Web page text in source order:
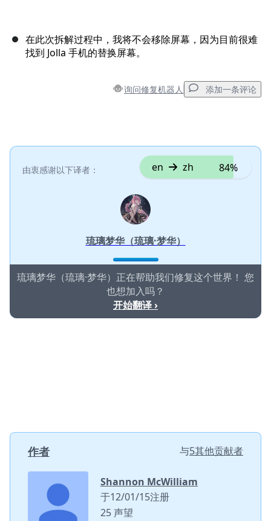
在此次拆解过程中，我将不会移除屏幕，因为目前很难
找到 Jolla 手机的替换屏幕。
询问修复机器人 添加一条评论
添加评论
由衷感谢以下译者： en zh 84%
琉璃梦华（琉璃·梦华）
琉璃梦华（琉璃·梦华）正在帮助我们修复这个世界！ 您
也想加入吗？
开始翻译 ›
作者 与5其他贡献者
Shannon McWilliam
于12/01/15注册
25 声望